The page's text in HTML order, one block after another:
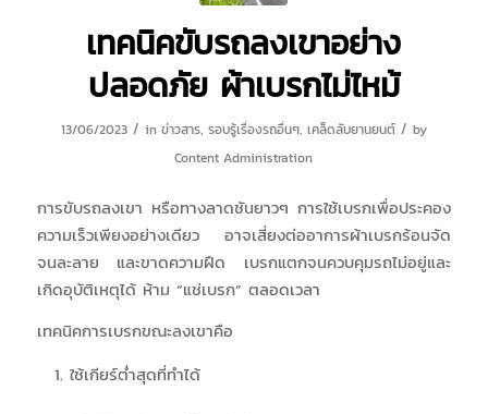
เทคนิคขับรถลงเขาอย่าง
ปลอดภัย ผ้าเบรกไม่ไหม้
13/06/2023 / in ข่าวสาร, รอบรู้เรื่องรถอื่นๆ, เคล็ดลับยานยนต์ / by
Content Administration
การขับรถลงเขา หรือทางลาดชันยาวๆ การใช้เบรกเพื่อประคอง
ความเร็วเพียงอย่างเดียว อาจเสี่ยงต่ออาการผ้าเบรกร้อนจัด
จนละลาย และขาดความฝืด เบรกแตกจนควบคุมรถไม่อยู่และ
เกิดอุบัติเหตุได้ ห้าม “แช่เบรก” ตลอดเวลา
เทคนิคการเบรกขณะลงเขาคือ
ใช้เกียร์ต่ำสุดที่ทำได้